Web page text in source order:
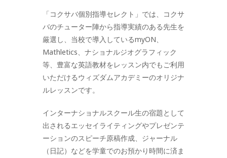
「コクサバ個別指導セレクト」では、コクサ
バのチューター陣から指導実績のある先生を
厳選し、当校で導入しているmyON、
Mathletics、ナショナルジオグラフィック
等、豊富な英語教材をレッスン内でもご利用
いただけるウィズダムアカデミーのオリジナ
ルレッスンです。
インターナショナルスクール生の宿題として
出されるエッセイライティングやプレゼンテ
ーションのスピーチ原稿作成、ジャーナル
（日記）などを学童でのお預かり時間に済ま